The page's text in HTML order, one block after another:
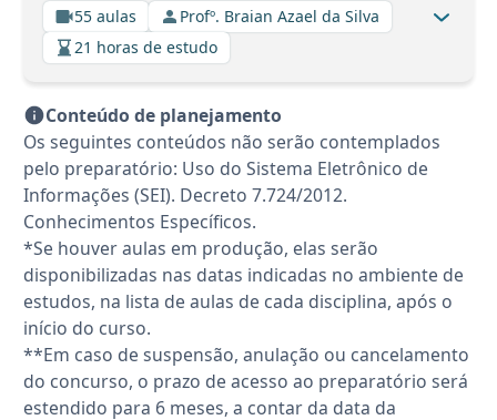
55 aulas
Profº. Braian Azael da Silva
21 horas de estudo
Conteúdo de planejamento
Os seguintes conteúdos não serão contemplados
pelo preparatório: Uso do Sistema Eletrônico de
Informações (SEI). Decreto 7.724/2012.
Conhecimentos Específicos.
*Se houver aulas em produção, elas serão
disponibilizadas nas datas indicadas no ambiente de
estudos, na lista de aulas de cada disciplina, após o
início do curso.
**Em caso de suspensão, anulação ou cancelamento
do concurso, o prazo de acesso ao preparatório será
estendido para 6 meses, a contar da data da